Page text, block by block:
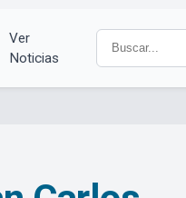
Ver
Noticias